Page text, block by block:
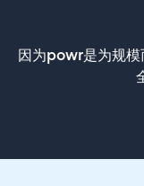
因为powr是为规模